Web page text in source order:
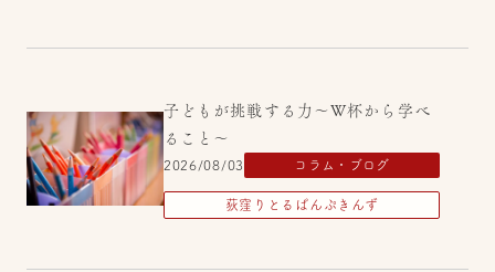
子どもが挑戦する力～W杯から学べ
ること～
2026/08/03 コラム・ブログ
荻窪りとるぱんぷきんず